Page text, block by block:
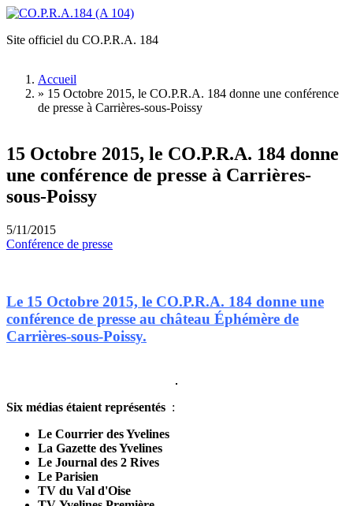
Aller au contenu principal
CO.P.R.A.184
(A 104)
Site officiel du CO.P.R.A. 184
Vous êtes ici
Accueil
» 15 Octobre 2015, le CO.P.R.A. 184 donne une conférence
de presse à Carrières-sous-Poissy
15 Octobre 2015, le CO.P.R.A. 184 donne
une conférence de presse à Carrières-
sous-Poissy
5/11/2015
Conférence de presse
Le 15 Octobre 2015, le CO.P.R.A. 184 donne une
conférence de presse au château Éphémère de
Carrières-sous-Poissy.
Six médias étaient représentés :
Le Courrier des Yvelines
La Gazette des Yvelines
Le Journal des 2 Rives
Le Parisien
TV du Val d'Oise